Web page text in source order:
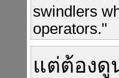
swindlers
operators."
แต่ต้องดู